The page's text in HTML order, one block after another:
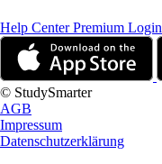
Help CenterPremium Login
© StudySmarter
AGB
Impressum
Datenschutzerklärung